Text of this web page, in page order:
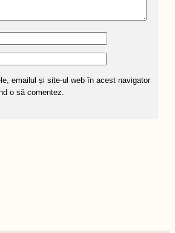
emailul și site-ul web în acest navigator
o să comentez.